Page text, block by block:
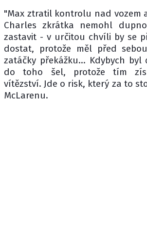
"Max ztratil kontrolu nad vozem
Charles zkrátka nemohl
zastavit - v určitou chvíli by se
dostat, protože měl před
zatáčky překážku... Kdybych
do toho šel, protože tím
vítězství. Jde o risk, který za to
McLarenu.